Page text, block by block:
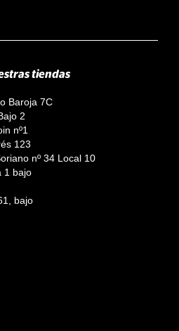
tiendas
Baroja 7C
2
nº1
123
nº 34 Local 10
1 bajo
bajo